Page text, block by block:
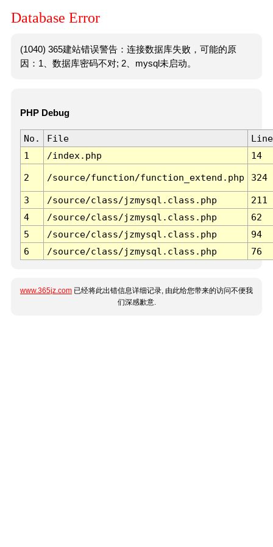
Database Error
(1040) 365建站错误警告：连接数据库失败，可能的原
因：1、数据库密码不对; 2、mysql未启动。
PHP Debug
No. File
Line
1
/index.php 14
2 /source/function/function_extend.php 324
3 /source/class/jzmysql.class.php
211
4
/source/class/jzmysql.class.php
62
5
/source/class/jzmysql.class.php
94
6
/source/class/jzmysql.class.php 76
www.365jz.com 已经将此出错信息详细记录, 由此给您带来的访问不便我
们深感歉意.